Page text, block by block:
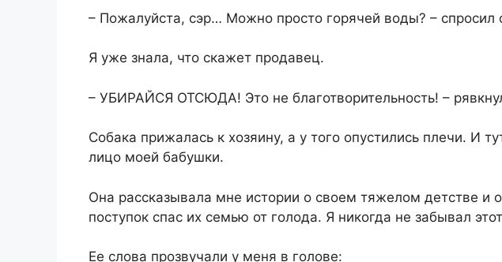
– Пожалуйста, сэр… Можно просто горячей воды? – спросил
Я уже знала, что скажет продавец.
– УБИРАЙСЯ ОТСЮДА! Это не благотворительность! –
Собака прижалась к хозяину, а у того опустились плечи. И
лицо моей бабушки.
Она рассказывала мне истории о своем тяжелом детстве и
поступок спас их семью от голода. Я никогда не забывал
Ее слова прозвучали у меня в голове: